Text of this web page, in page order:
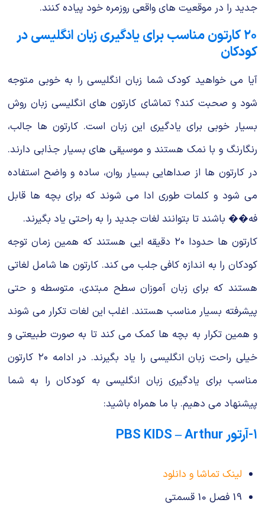
جدید را در موقعیت های واقعی روزمره خود پیاده کنند.
۲۰ کارتون مناسب برای یادگیری زبان انگلیسی در
کودکان
آیا می خواهید کودک شما زبان انگلیسی را به خوبی متوجه
شود و صحبت کند؟ تماشای کارتون های انگلیسی زبان روش
بسیار خوبی برای یادگیری این زبان است. کارتون ها جالب،
رنگارنگ و با نمک هستند و موسیقی های بسیار جذابی دارند.
در کارتون ها از صداهایی بسیار روان، ساده و واضح استفاده
می شود و کلمات طوری ادا می شوند که برای بچه ها قابل
فه�� باشند تا بتوانند لغات جدید را به راحتی یاد بگیرند.
کارتون ها حدودا ۲۰ دقیقه ایی هستند که همین زمان توجه
کودکان را به اندازه کافی جلب می کند. کارتون ها شامل لغاتی
هستند که برای زبان آموزان سطح مبتدی، متوسطه و حتی
پیشرفته بسیار مناسب هستند. اغلب این لغات تکرار می شوند
و همین تکرار به بچه ها کمک می کند تا به صورت طبیعتی و
خیلی راحت زبان انگلیسی را یاد بگیرند. در ادامه ۲۰ کارتون
مناسب برای یادگیری زبان انگلیسی به کودکان را به شما
پیشنهاد می دهیم. با ما همراه باشید:
۱-آرتور PBS KIDS – Arthur
لینک تماشا و دانلود
19 فصل 10 قسمتی